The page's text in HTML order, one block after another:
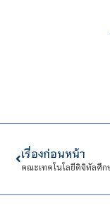
เรื่องก่อนหน้า